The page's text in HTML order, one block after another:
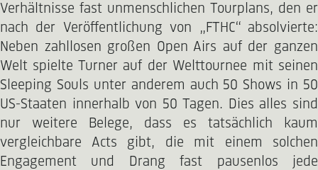
Verhältnisse fast unmenschlichen Tourplans, den er
nach der Veröffentlichung von „FTHC“ absolvierte:
Neben zahllosen großen Open Airs auf der ganzen
Welt spielte Turner auf der Welttournee mit seinen
Sleeping Souls unter anderem auch 50 Shows in 50
US-Staaten innerhalb von 50 Tagen. Dies alles sind
nur weitere Belege, dass es tatsächlich kaum
vergleichbare Acts gibt, die mit einem solchen
Engagement und Drang fast pausenlos jede